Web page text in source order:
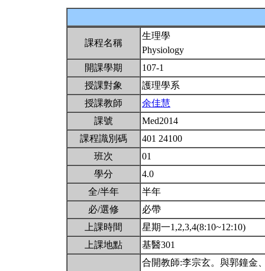
課程名稱
生理學
Physiology
開課學期
107-1
授課對象
護理學系
授課教師
余佳慧
課號
Med2014
課程識別碼
401 24100
班次
01
學分
4.0
全/半年
半年
必/選修
必帶
上課時間
星期一1,2,3,4(8:10~12:10)
上課地點
基醫301
合開教師:李宗玄。與郭鐘金